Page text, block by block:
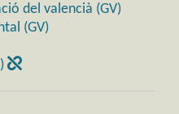
del valencià (GV)
(GV)